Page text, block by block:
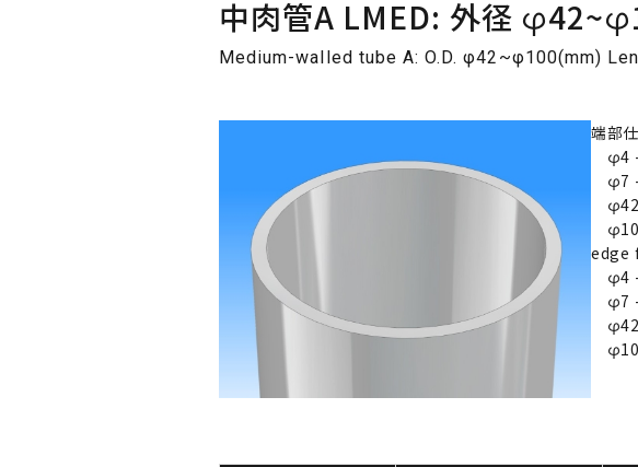
中肉管A LMED: 外径
Medium-walled tube A: O.D. φ42~φ100(mm)
端部
φ4 -
φ7 -
φ42
edge
φ4
φ7
φ42